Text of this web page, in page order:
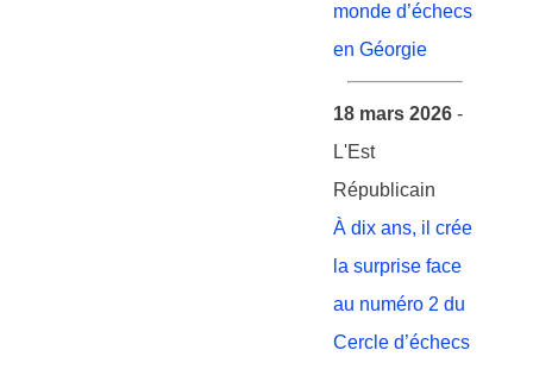
monde d’échecs
en Géorgie
18 mars 2026 -
L'Est
Républicain
À dix ans, il crée
la surprise face
au numéro 2 du
Cercle d’échecs